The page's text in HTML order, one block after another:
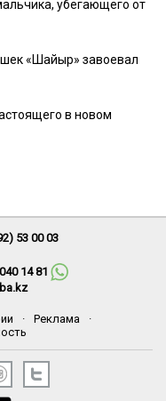
убегающего от
«Шайыр» завоевал
в новом
53 00 03
14 81
· Реклама
·